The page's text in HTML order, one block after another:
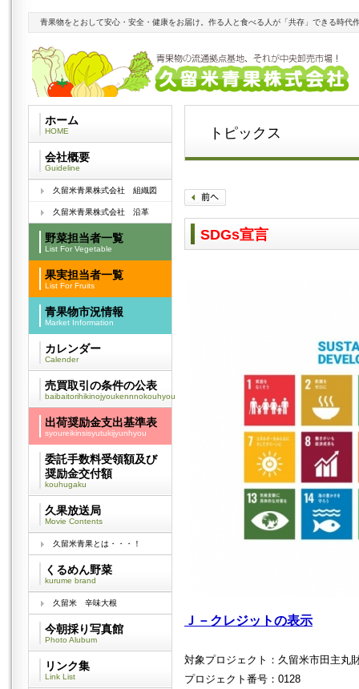
青果物をとおして安心・安全・健康をお届け。作る人と食べる人が「共存」できる時代
ホーム
HOME
会社概要
Guideline
久留米青果株式会社 組織図
久留米青果株式会社 沿革
野菜担当者一覧
List For Vegetable
果実担当者一覧
List For Fruits
青果物市況情報
Market Information
カレンダー
Calender
売買取引の条件の公表
baibaitorihikinojyoukennnokouhyou
出荷奨励金支出基準表
syoureikinsisyutukijyunhyou
委託手数料受領額及び
奨励金交付額
kouhugaku
久果放送局
Movie Contents
久留米青果とは・・・！
くるめん野菜
kurume brand
久留米 辛味大根
今朝採り写真館
Photo Alubum
リンク集
Link List
トピックス
SDGs宣言
Ｊ－クレジットの表示
対象プロジェクト：久留米市田主丸
プロジェクト番号：0128